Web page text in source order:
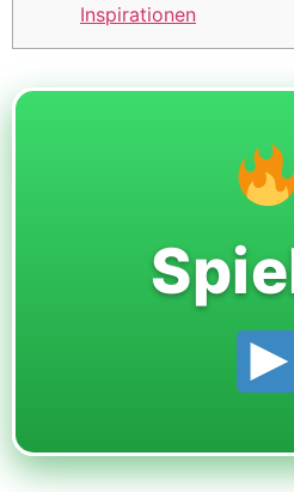
Inspirationen